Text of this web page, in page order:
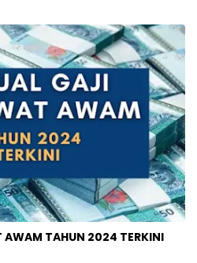
TAHUN 2024 TERKINI